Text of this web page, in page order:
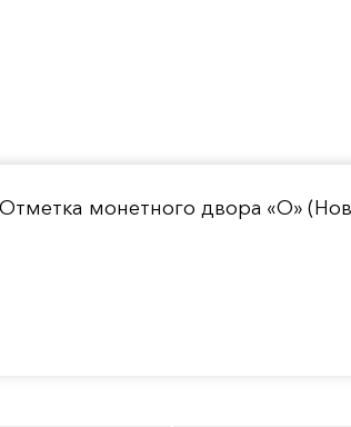
монетного двора «О»